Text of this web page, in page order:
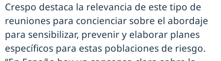
Crespo destaca la relevancia de este tipo de
reuniones para concienciar sobre el abordaje
para sensibilizar, prevenir y elaborar planes
específicos para estas poblaciones de riesgo.